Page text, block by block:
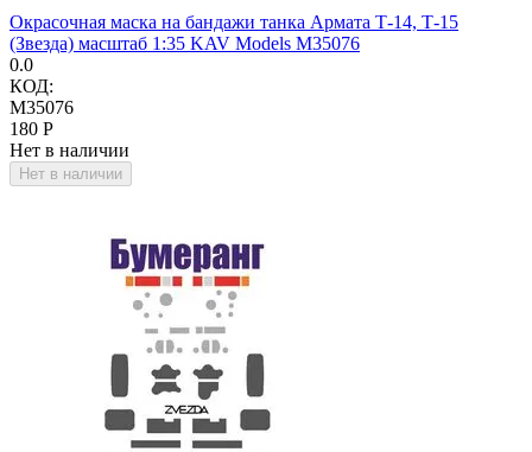
Окрасочная маска на бандажи танка Армата Т-14, Т-15
(Звезда) масштаб 1:35 KAV Models M35076
0.0
КОД:
M35076
‍180‍ Р
Нет в наличии
Нет в наличии